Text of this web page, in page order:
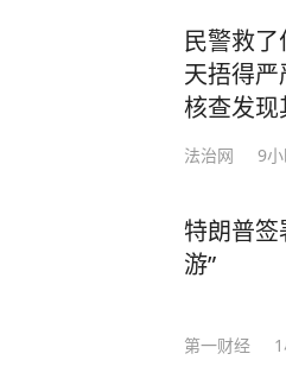
民警救
天捂得严
核查发
法治网 9
特朗普签
游”
第一财经